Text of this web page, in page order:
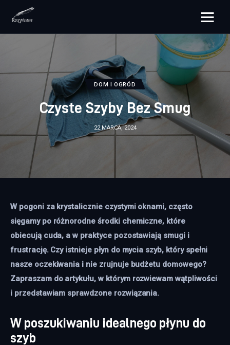
rozpisane.pl
Lifestyle
Zdrowie
Uroda
Dom i ogród
DOM I OGRÓD
Czyste Szyby Bez Smug
22 MARCA, 2024
W pogoni za krystalicznie czystymi oknami, często
sięgamy po różnorodne środki chemiczne, które
obiecują cuda, a w praktyce pozostawiają smugi i
frustrację. Czy istnieje płyn do mycia szyb, który spełni
nasze oczekiwania i nie zrujnuje budżetu domowego?
Zapraszam do artykułu, w którym rozwiewam wątpliwości
i przedstawiam sprawdzone rozwiązania.
W poszukiwaniu idealnego płynu do
szyb